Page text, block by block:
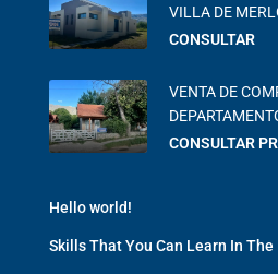
VILLA DE
CONSULTAR
VENTA DE
CONSULTAR
Hello world!
Skills That You Can Learn In